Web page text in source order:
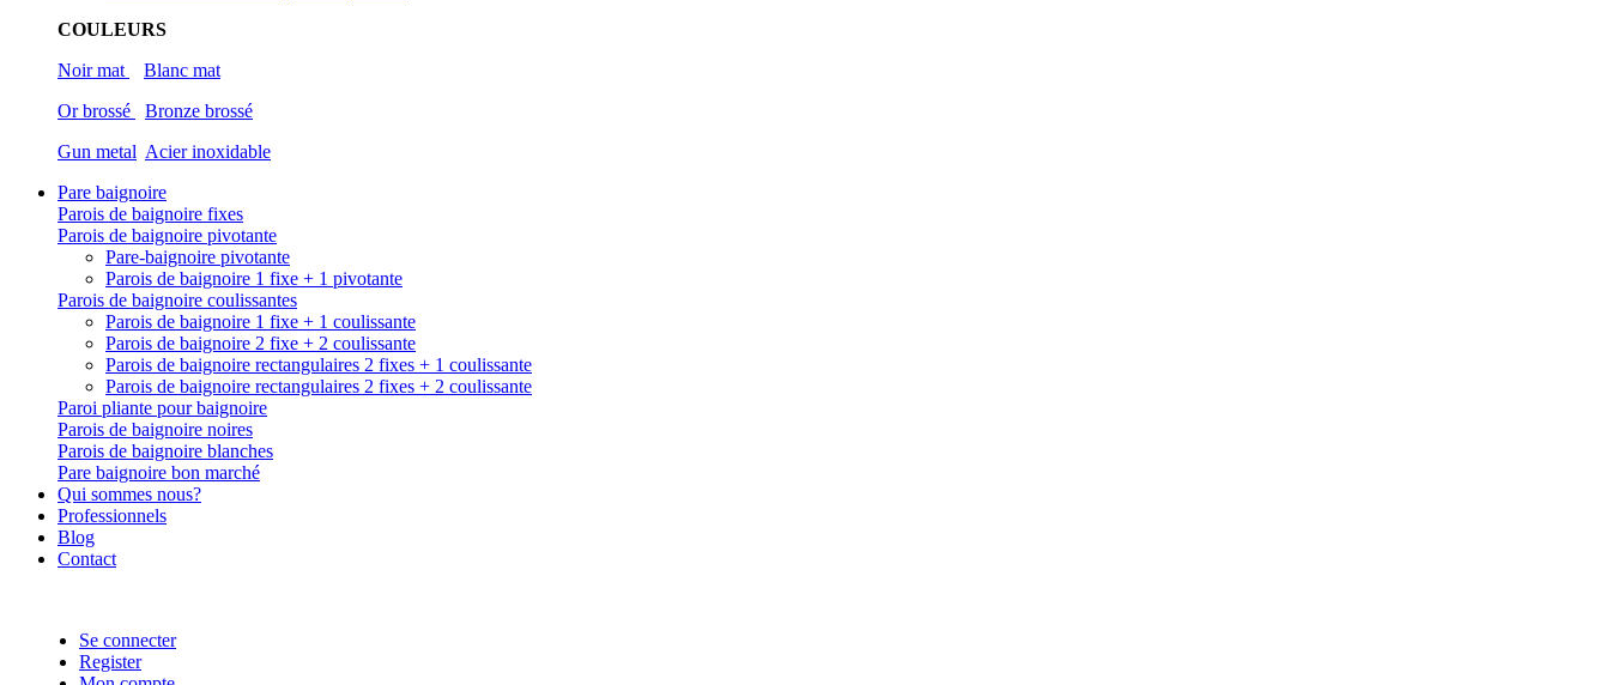
COULEURS
Noir mat
Blanc mat
Or brossé
Bronze brossé
Gun metal Acier inoxidable
Pare baignoire
Parois de baignoire fixes
Parois de baignoire pivotante
Pare-baignoire pivotante
Parois de baignoire 1 fixe + 1 pivotante
Parois de baignoire coulissantes
Parois de baignoire 1 fixe + 1 coulissante
Parois de baignoire 2 fixe + 2 coulissante
Parois de baignoire rectangulaires 2 fixes + 1 coulissante
Parois de baignoire rectangulaires 2 fixes + 2 coulissante
Paroi pliante pour baignoire
Parois de baignoire noires
Parois de baignoire blanches
Pare baignoire bon marché
Qui sommes nous?
Professionnels
Blog
Contact
Se connecter
Register